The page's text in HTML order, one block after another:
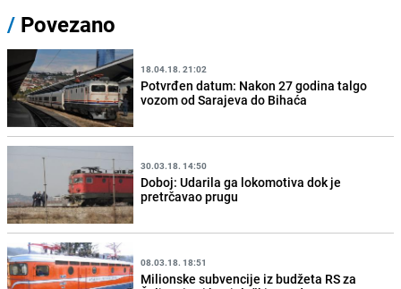
/ Povezano
18.04.18. 21:02
Potvrđen datum: Nakon 27 godina talgo
vozom od Sarajeva do Bihaća
30.03.18. 14:50
Doboj: Udarila ga lokomotiva dok je
pretrčavao prugu
08.03.18. 18:51
Milionske subvencije iz budžeta RS za